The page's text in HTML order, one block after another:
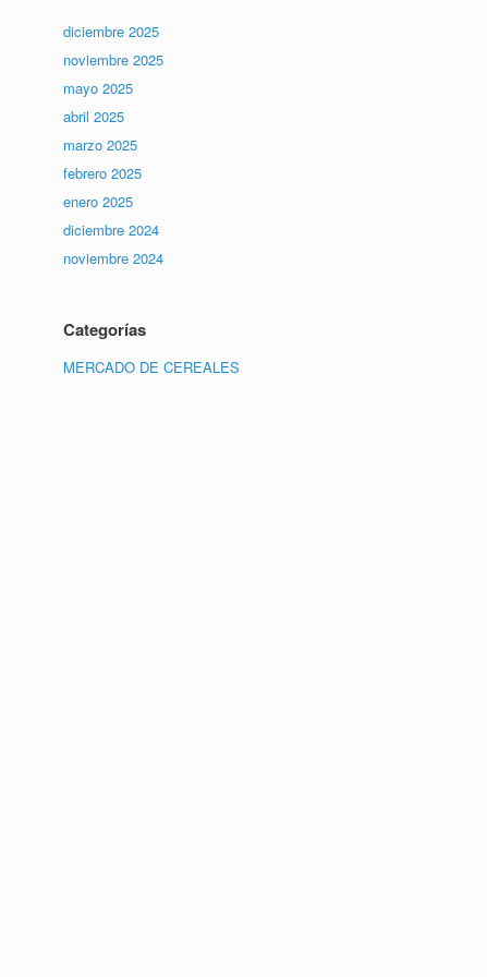
diciembre 2025
noviembre 2025
mayo 2025
abril 2025
marzo 2025
febrero 2025
enero 2025
diciembre 2024
noviembre 2024
Categorías
MERCADO DE CEREALES